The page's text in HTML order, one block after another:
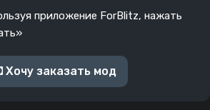
приложение ForBlitz, нажать
Хочу заказать мод